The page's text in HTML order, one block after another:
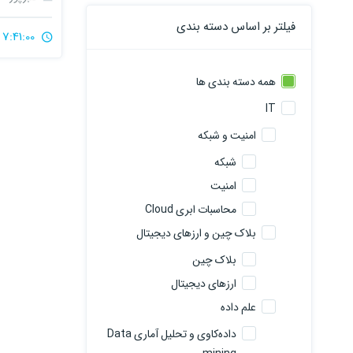
فیلتر بر اساس دسته بندی
همه دسته بندی ها
IT
امنیت و شبکه
شبکه
امنیت
محاسبات ابری Cloud
بلاک چین و ارزهای دیجیتال
بلاک چین
ارزهای دیجیتال
علم داده
داده‌کاوی و تحلیل آماری Data
7:41:00